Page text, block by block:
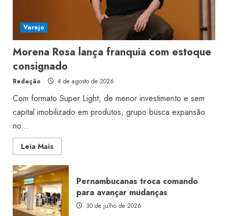
Varejo
Morena Rosa lança franquia com estoque
consignado
Redação 4 de agosto de 2026
Com formato Super Light, de menor investimento e sem
capital imobilizado em produtos, grupo busca expansão
no...
Leia MaisRead
more
Morena
Rosa
lança
franquia
com
estoque
consignado
Pernambucanas troca comando
para avançar mudanças
30 de julho de 2026